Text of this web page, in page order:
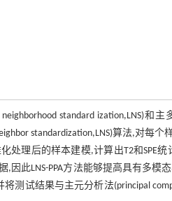
standard ization,LNS)和主
standardization,LNS)算法,对每
处理后的样本建模,计算出T2和SPE
因此LNS-PPA方法能够提高具有多模
试结果与主元分析法(principal